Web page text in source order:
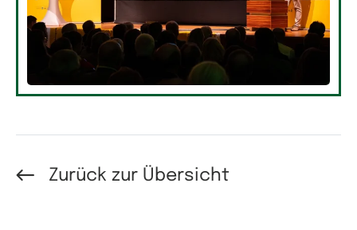
Zurück zur Übersicht